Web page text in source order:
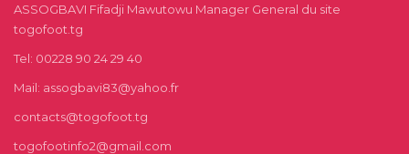
ASSOGBAVI Fifadji Mawutowu Manager General du site
togofoot.tg
Tel: 00228 90 24 29 40
Mail: assogbavi83@yahoo.fr
contacts@togofoot.tg
togofootinfo2@gmail.com